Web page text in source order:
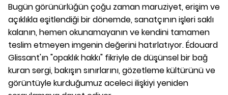
Bugün görünürlüğün çoğu zaman maruziyet, erişim ve
açıklıkla eşitlendiği bir dönemde, sanatçının işleri saklı
kalanın, hemen okunamayanın ve kendini tamamen
teslim etmeyen imgenin değerini hatırlatıyor. Édouard
Glissant'ın "opaklık hakkı" fikriyle de düşünsel bir bağ
kuran sergi, bakışın sınırlarını, gözetleme kültürünü ve
görüntüyle kurduğumuz aceleci ilişkiyi yeniden